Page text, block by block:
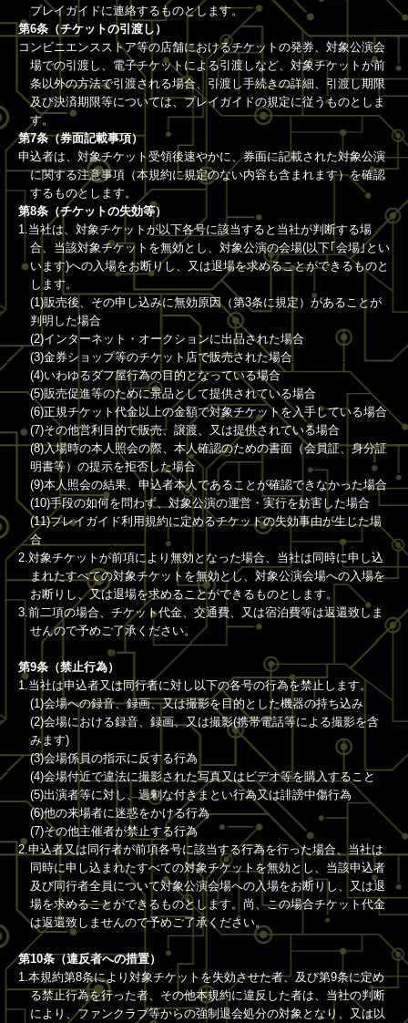
プレイガイドに連絡するものとします。
第6条（チケットの引渡し）
コンビニエンスストア等の店舗におけるチケットの発券、対象公演会
場での引渡し、電子チケットによる引渡しなど、対象チケットが前
条以外の方法で引渡される場合、引渡し手続きの詳細、引渡し期限
及び決済期限等については、プレイガイドの規定に従うものとしま
す。
第7条（券面記載事項）
申込者は、対象チケット受領後速やかに、券面に記載された対象公演
に関する注意事項（本規約に規定のない内容も含まれます）を確認
するものとします。
第8条（チケットの失効等）
1.当社は、対象チケットが以下各号に該当すると当社が判断する場
合、当該対象チケットを無効とし、対象公演の会場(以下｢会場｣とい
います)への入場をお断りし、又は退場を求めることができるものと
します。
(1)販売後、その申し込みに無効原因（第3条に規定）があることが
判明した場合
(2)インターネット・オークションに出品された場合
(3)金券ショップ等のチケット店で販売された場合
(4)いわゆるダフ屋行為の目的となっている場合
(5)販売促進等のために景品として提供されている場合
(6)正規チケット代金以上の金額で対象チケットを入手している場合
(7)その他営利目的で販売、譲渡、又は提供されている場合
(8)入場時の本人照会の際、本人確認のための書面（会員証、身分証
明書等）の提示を拒否した場合
(9)本人照会の結果、申込者本人であることが確認できなかった場合
(10)手段の如何を問わず、対象公演の運営・実行を妨害した場合
(11)プレイガイド利用規約に定めるチケットの失効事由が生じた場
合
2.対象チケットが前項により無効となった場合、当社は同時に申し込
まれたすべての対象チケットを無効とし、対象公演会場への入場を
お断りし、又は退場を求めることができるものとします。
3.前二項の場合、チケット代金、交通費、又は宿泊費等は返還致しま
せんので予めご了承ください。
第9条（禁止行為）
1.当社は申込者又は同行者に対し以下の各号の行為を禁止します。
(1)会場への録音、録画、又は撮影を目的とした機器の持ち込み
(2)会場における録音、録画、又は撮影(携帯電話等による撮影を含
みます)
(3)会場係員の指示に反する行為
(4)会場付近で違法に撮影された写真又はビデオ等を購入すること
(5)出演者等に対し、過剰な付きまとい行為又は誹謗中傷行為
(6)他の来場者に迷惑をかける行為
(7)その他主催者が禁止する行為
2.申込者又は同行者が前項各号に該当する行為を行った場合、当社は
同時に申し込まれたすべての対象チケットを無効とし、当該申込者
及び同行者全員について対象公演会場への入場をお断りし、又は退
場を求めることができるものとします。尚、この場合チケット代金
は返還致しませんので予めご了承ください。
第10条（違反者への措置）
1.本規約第8条により対象チケットを失効させた者、及び第9条に定め
る禁止行為を行った者、その他本規約に違反した者は、当社の判断
により、ファンクラブ等からの強制退会処分の対象となり、又は以